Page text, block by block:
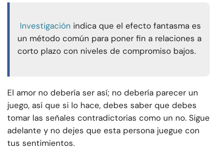
Investigación indica que el efecto fantasma es
un método común para poner fin a relaciones a
corto plazo con niveles de compromiso bajos.
El amor no debería ser así; no debería parecer un
juego, así que si lo hace, debes saber que debes
tomar las señales contradictorias como un no. Sigue
adelante y no dejes que esta persona juegue con
tus sentimientos.